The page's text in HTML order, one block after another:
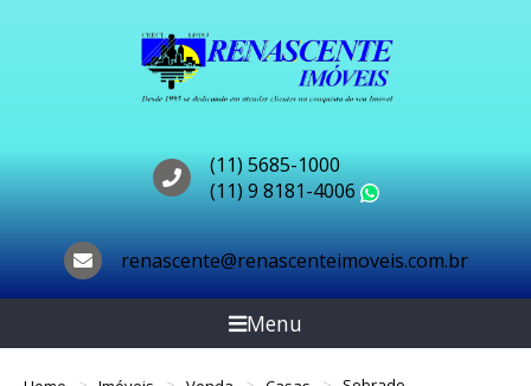
(11) 5685-1000
(11) 9 8181-4006
renascente@renascenteimoveis.com.br
Menu